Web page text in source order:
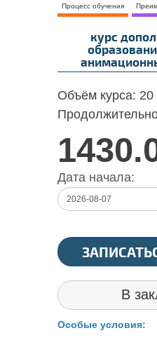
Процесс обучения
курс
Объём курса: 20
Дата начала:
В
Особые условия: